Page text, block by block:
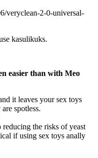
veryclean-2-0-universal-
kasulikuks.
easier than with Meo
it leaves your sex toys
spotless.
the risks of yeast
if using sex toys anally